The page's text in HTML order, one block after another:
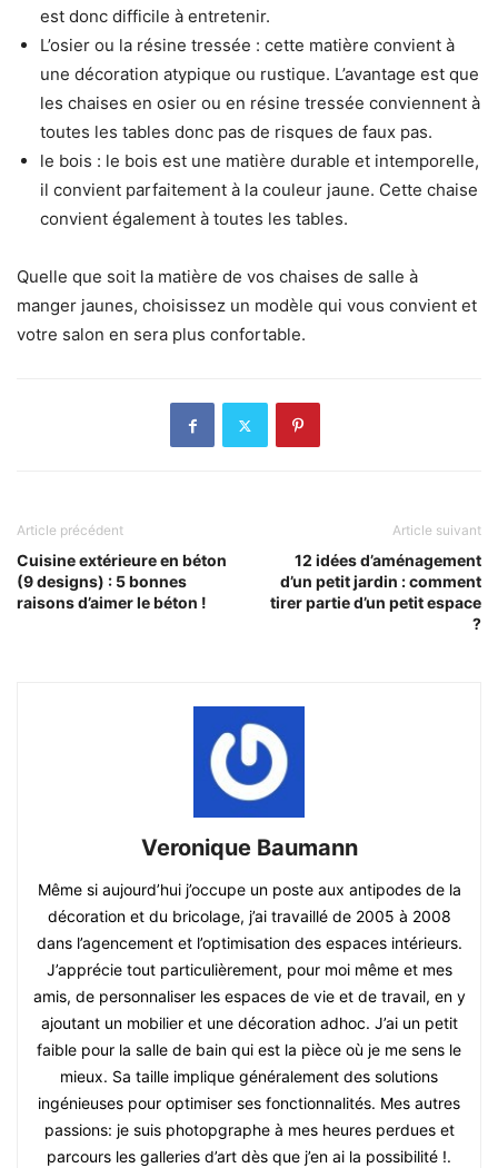
est donc difficile à entretenir.
L’osier ou la résine tressée : cette matière convient à
une décoration atypique ou rustique. L’avantage est que
les chaises en osier ou en résine tressée conviennent à
toutes les tables donc pas de risques de faux pas.
le bois : le bois est une matière durable et intemporelle,
il convient parfaitement à la couleur jaune. Cette chaise
convient également à toutes les tables.
Quelle que soit la matière de vos chaises de salle à
manger jaunes, choisissez un modèle qui vous convient et
votre salon en sera plus confortable.
Article précédent
Cuisine extérieure en béton
(9 designs) : 5 bonnes
raisons d’aimer le béton !
Article suivant
12 idées d’aménagement
d’un petit jardin : comment
tirer partie d’un petit espace
?
Veronique Baumann
Même si aujourd’hui j’occupe un poste aux antipodes de la
décoration et du bricolage, j’ai travaillé de 2005 à 2008
dans l’agencement et l’optimisation des espaces intérieurs.
J’apprécie tout particulièrement, pour moi même et mes
amis, de personnaliser les espaces de vie et de travail, en y
ajoutant un mobilier et une décoration adhoc. J’ai un petit
faible pour la salle de bain qui est la pièce où je me sens le
mieux. Sa taille implique généralement des solutions
ingénieuses pour optimiser ses fonctionnalités. Mes autres
passions: je suis photopgraphe à mes heures perdues et
parcours les galleries d’art dès que j’en ai la possibilité !.